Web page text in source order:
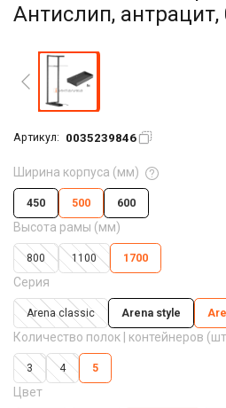
Антислип, антрацит,
Артикул: 0035239846
Ширина корпуса (мм)
450 500 600
Высота рамы (мм)
800 1100 1700
Серия
Arena classic Arena style
Количество полок | контейнеров
3 4 5
Цвет